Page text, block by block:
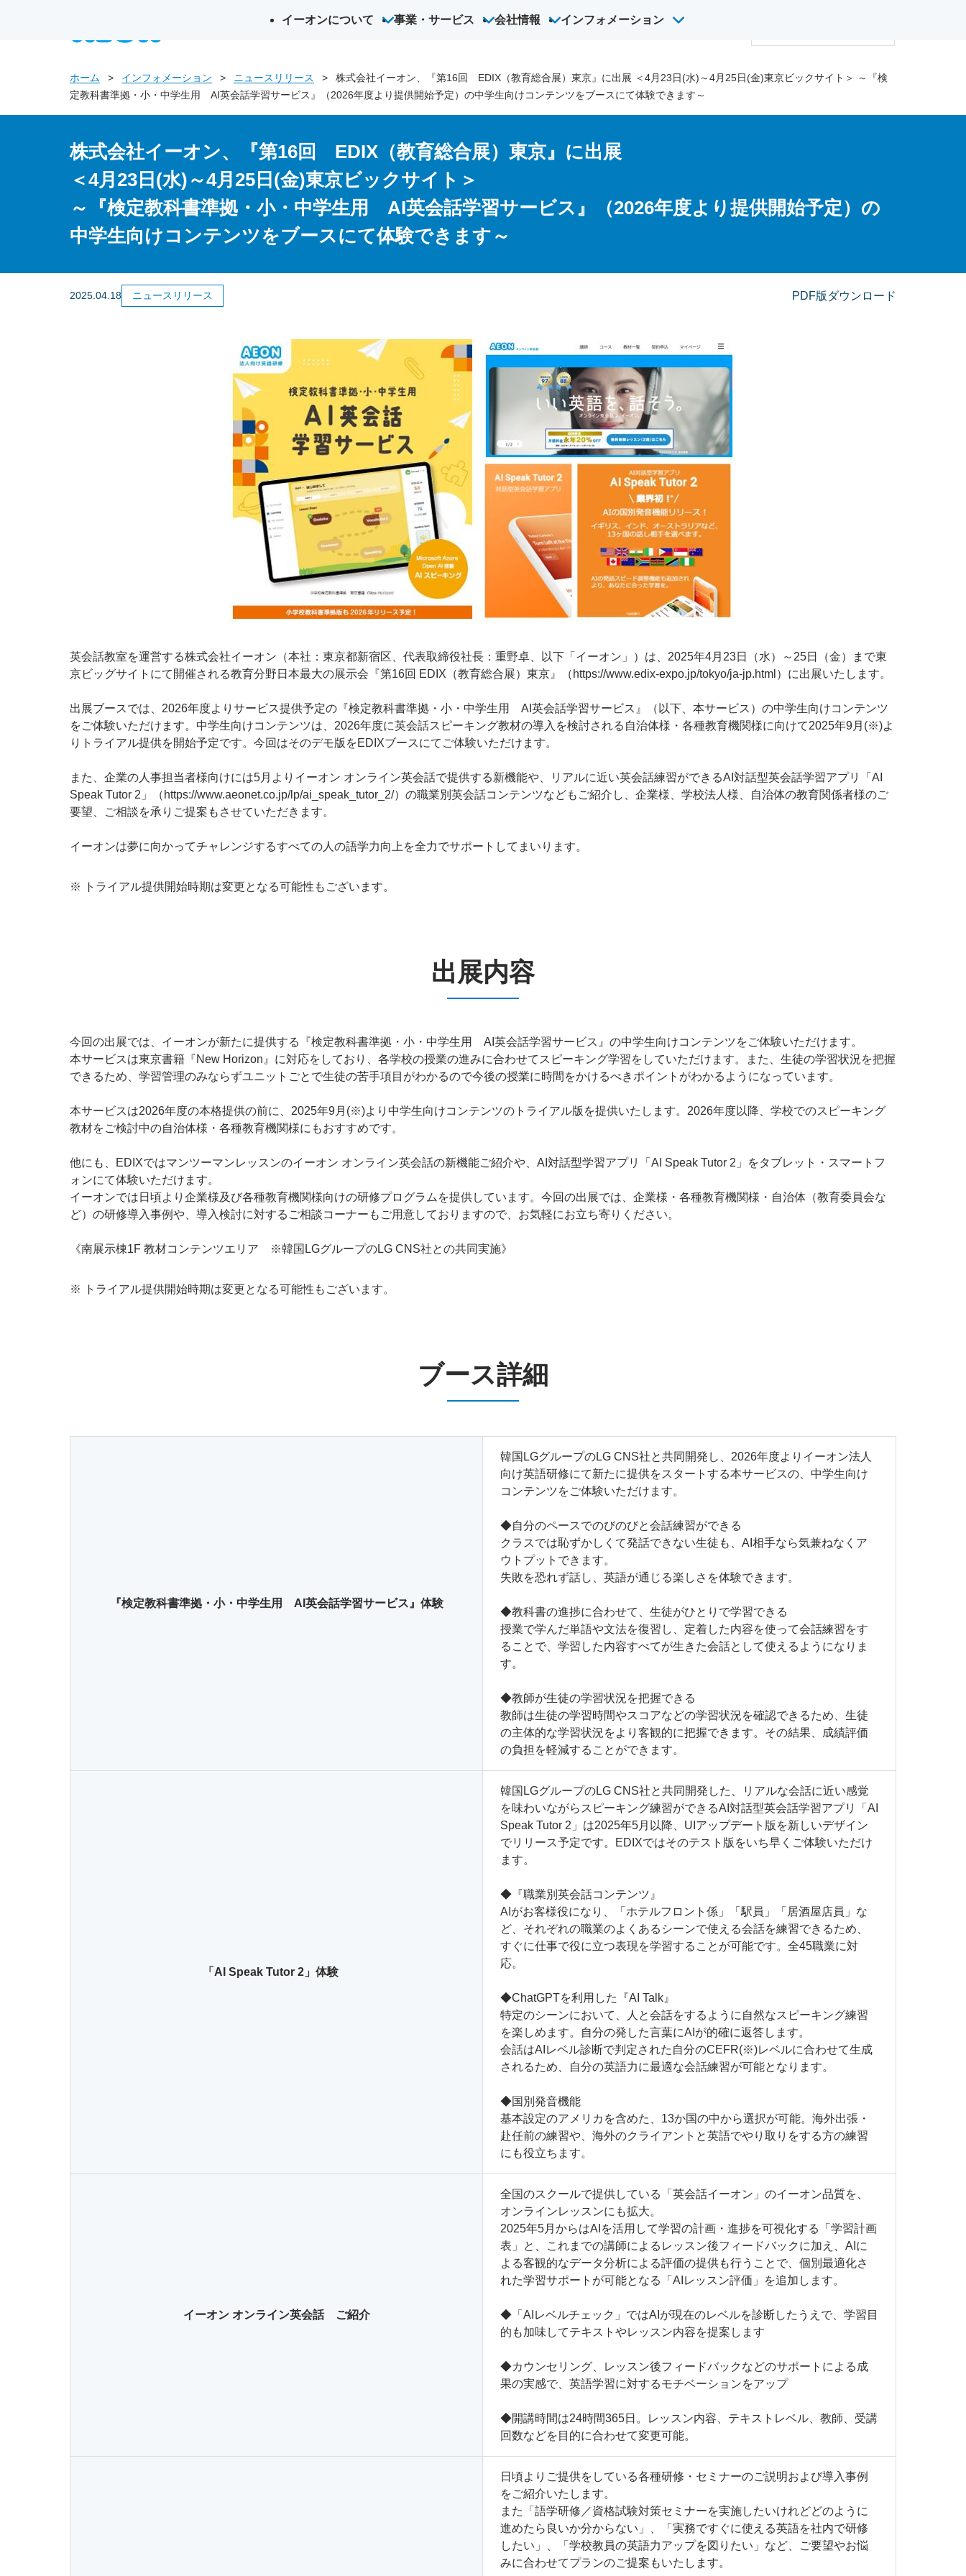
内
イーオンについて 事業・サービス 会社情報 インフォメーション
ホーム インフォメーション ニュースリリース
株式会社イーオン、『第16回 EDIX（教育総合展）東京』に出展 ＜4月23日(水)～4月25日(金)東京ビックサイト＞ ～『検
定教科書準拠・小・中学生用 AI英会話学習サービス』（2026年度より提供開始予定）の中学生向けコンテンツをブースにて体験できます～
株式会社イーオン、『第16回 EDIX（教育総合展）東京』に出展
＜4月23日(水)～4月25日(金)東京ビックサイト＞
～『検定教科書準拠・小・中学生用 AI英会話学習サービス』（2026年度より提供開始予定）の
中学生向けコンテンツをブースにて体験できます～
2025.04.18 ニュースリリース PDF版ダウンロード
英会話教室を運営する株式会社イーオン（本社：東京都新宿区、代表取締役社長：重野卓、以下「イーオン」）は、2025年4月23日（水）～25日（金）まで東
京ビッグサイトにて開催される教育分野日本最大の展示会『第16回 EDIX（教育総合展）東京』（https://www.edix-expo.jp/tokyo/ja-jp.html）に出展いたします。
出展ブースでは、2026年度よりサービス提供予定の『検定教科書準拠・小・中学生用 AI英会話学習サービス』（以下、本サービス）の中学生向けコンテンツ
をご体験いただけます。中学生向けコンテンツは、2026年度に英会話スピーキング教材の導入を検討される自治体様・各種教育機関様に向けて2025年9月(※)よ
りトライアル提供を開始予定です。今回はそのデモ版をEDIXブースにてご体験いただけます。
また、企業の人事担当者様向けには5月よりイーオン オンライン英会話で提供する新機能や、リアルに近い英会話練習ができるAI対話型英会話学習アプリ「AI
Speak Tutor 2」（https://www.aeonet.co.jp/lp/ai_speak_tutor_2/）の職業別英会話コンテンツなどもご紹介し、企業様、学校法人様、自治体の教育関係者様のご
要望、ご相談を承りご提案もさせていただきます。
イーオンは夢に向かってチャレンジするすべての人の語学力向上を全力でサポートしてまいります。
※ トライアル提供開始時期は変更となる可能性もございます。
出展内容
今回の出展では、イーオンが新たに提供する『検定教科書準拠・小・中学生用 AI英会話学習サービス』の中学生向けコンテンツをご体験いただけます。
本サービスは東京書籍『New Horizon』に対応をしており、各学校の授業の進みに合わせてスピーキング学習をしていただけます。また、生徒の学習状況を把握
できるため、学習管理のみならずユニットごとで生徒の苦手項目がわかるので今後の授業に時間をかけるべきポイントがわかるようになっています。
本サービスは2026年度の本格提供の前に、2025年9月(※)より中学生向けコンテンツのトライアル版を提供いたします。2026年度以降、学校でのスピーキング
教材をご検討中の自治体様・各種教育機関様にもおすすめです。
他にも、EDIXではマンツーマンレッスンのイーオン オンライン英会話の新機能ご紹介や、AI対話型学習アプリ「AI Speak Tutor 2」をタブレット・スマートフ
ォンにて体験いただけます。
イーオンでは日頃より企業様及び各種教育機関様向けの研修プログラムを提供しています。今回の出展では、企業様・各種教育機関様・自治体（教育委員会な
ど）の研修導入事例や、導入検討に対するご相談コーナーもご用意しておりますので、お気軽にお立ち寄りください。
《南展示棟1F 教材コンテンツエリア ※韓国LGグループのLG CNS社との共同実施》
※ トライアル提供開始時期は変更となる可能性もございます。
ブース詳細
『検定教科書準拠・小・中学生用 AI英会話学習サービス』体験
韓国LGグループのLG CNS社と共同開発し、2026年度よりイーオン法人
向け英語研修にて新たに提供をスタートする本サービスの、中学生向け
コンテンツをご体験いただけます。
◆自分のペースでのびのびと会話練習ができる
クラスでは恥ずかしくて発話できない生徒も、AI相手なら気兼ねなくア
ウトプットできます。
失敗を恐れず話し、英語が通じる楽しさを体験できます。
◆教科書の進捗に合わせて、生徒がひとりで学習できる
授業で学んだ単語や文法を復習し、定着した内容を使って会話練習をす
ることで、学習した内容すべてが生きた会話として使えるようになりま
す。
◆教師が生徒の学習状況を把握できる
教師は生徒の学習時間やスコアなどの学習状況を確認できるため、生徒
の主体的な学習状況をより客観的に把握できます。その結果、成績評価
の負担を軽減することができます。
「AI Speak Tutor 2」体験
韓国LGグループのLG CNS社と共同開発した、リアルな会話に近い感覚
を味わいながらスピーキング練習ができるAI対話型英会話学習アプリ「AI
Speak Tutor 2」は2025年5月以降、UIアップデート版を新しいデザイン
でリリース予定です。EDIXではそのテスト版をいち早くご体験いただけ
ます。
◆『職業別英会話コンテンツ』
AIがお客様役になり、「ホテルフロント係」「駅員」「居酒屋店員」な
ど、それぞれの職業のよくあるシーンで使える会話を練習できるため、
すぐに仕事で役に立つ表現を学習することが可能です。全45職業に対
応。
◆ChatGPTを利用した『AI Talk』
特定のシーンにおいて、人と会話をするように自然なスピーキング練習
を楽しめます。自分の発した言葉にAIが的確に返答します。
会話はAIレベル診断で判定された自分のCEFR(※)レベルに合わせて生成
されるため、自分の英語力に最適な会話練習が可能となります。
◆国別発音機能
基本設定のアメリカを含めた、13か国の中から選択が可能。海外出張・
赴任前の練習や、海外のクライアントと英語でやり取りをする方の練習
にも役立ちます。
イーオン オンライン英会話 ご紹介
全国のスクールで提供している「英会話イーオン」のイーオン品質を、
オンラインレッスンにも拡大。
2025年5月からはAIを活用して学習の計画・進捗を可視化する「学習計画
表」と、これまでの講師によるレッスン後フィードバックに加え、AIに
よる客観的なデータ分析による評価の提供も行うことで、個別最適化さ
れた学習サポートが可能となる「AIレッスン評価」を追加します。
◆「AIレベルチェック」ではAIが現在のレベルを診断したうえで、学習目
的も加味してテキストやレッスン内容を提案します
◆カウンセリング、レッスン後フィードバックなどのサポートによる成
果の実感で、英語学習に対するモチベーションをアップ
◆開講時間は24時間365日。レッスン内容、テキストレベル、教師、受講
回数などを目的に合わせて変更可能。
日頃よりご提供をしている各種研修・セミナーのご説明および導入事例
をご紹介いたします。
また「語学研修／資格試験対策セミナーを実施したいけれどどのように
進めたら良いか分からない」、「実務ですぐに使える英語を社内で研修
したい」、「学校教員の英語力アップを図りたい」など、ご要望やお悩
みに合わせてプランのご提案もいたします。